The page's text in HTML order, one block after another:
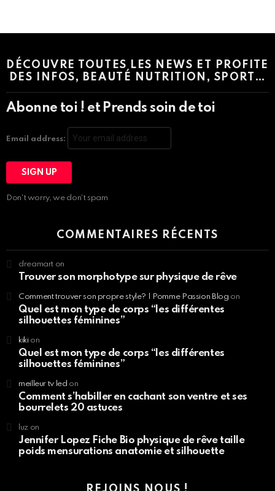
DÉCOUVRE TOUTES LES NEWS ET PROFITE
DES INFOS, BEAUTÉ NUTRITION, SPORT…
Abonne toi ! et Prends soin de toi
Email address:
Don't worry, we don't spam
COMMENTAIRES RÉCENTS
dreamart on
Trouver son morphotype sur physique de rêve
Comment trouver son propre style? | Pomme Passion Blog on
Quel est mon type de corps “les différentes
silhouettes féminines”
kikion
Quel est mon type de corps “les différentes
silhouettes féminines”
meilleur tv led on
Comment s’habiller en cachant son ventre et ses
bourrelets 20 astuces
luzon
Jennifer Lopez Fiche Bio physique de rêve taille
poids mensurations anatomie et silhouette